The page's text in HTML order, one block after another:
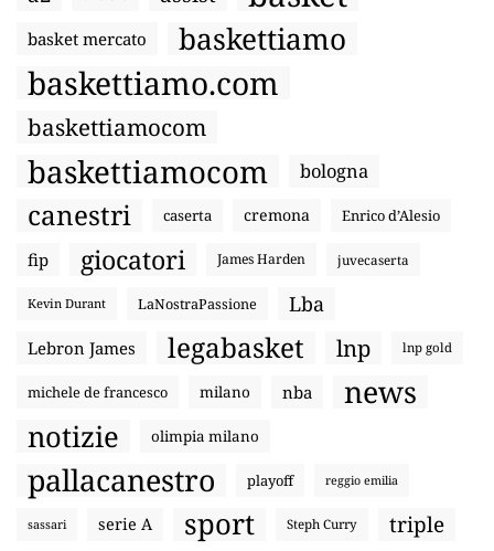
basket mercato baskettiamo
baskettiamo.com
baskettiamocom
baskettiamocom bologna
canestri caserta cremona Enrico d’Alesio
fip giocatori James Harden juvecaserta
Kevin Durant LaNostraPassione Lba
Lebron James legabasket lnp lnp gold
michele de francesco milano nba news
notizie olimpia milano
pallacanestro playoff reggio emilia
sassari serie A sport Steph Curry triple